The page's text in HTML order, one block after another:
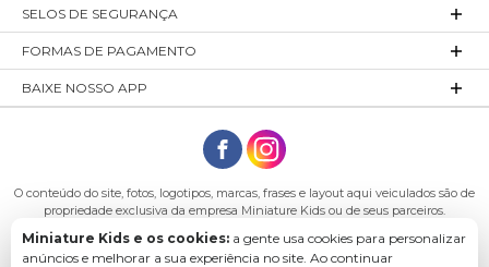
SELOS DE SEGURANÇA
FORMAS DE PAGAMENTO
BAIXE NOSSO APP
O conteúdo do site, fotos, logotipos, marcas, frases e layout aqui veiculados são de
propriedade exclusiva da empresa Miniature Kids ou de seus parceiros.
Todos os direitos reservados. Platinum Indústria de Confecções LTDA - CNPJ:
27.180.131/0001-54 Endereço: Rod. Ivo Silveira, n° 7505 - Bateias, Gaspar - SC, 89113-
040
Miniature Kids e os cookies: a gente usa cookies para personalizar
anúncios e melhorar a sua experiência no site. Ao continuar